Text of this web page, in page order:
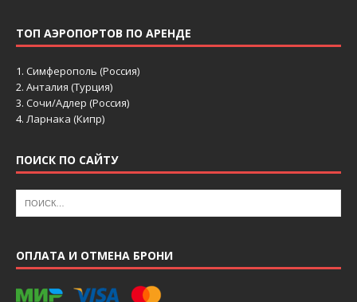
ТОП АЭРОПОРТОВ ПО АРЕНДЕ
1. Симферополь (Россия)
2. Анталия (Турция)
3. Сочи/Адлер (Россия)
4. Ларнака (Кипр)
ПОИСК ПО САЙТУ
ОПЛАТА И ОТМЕНА БРОНИ